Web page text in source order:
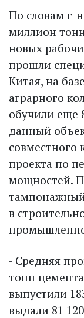
По словам г-
миллион
новых
прошли
Китая, на
аграрного
обучили еще
данный
совместного
проекта по
мощностей.
в
- Средняя
тонн
выпустили
выдали 81